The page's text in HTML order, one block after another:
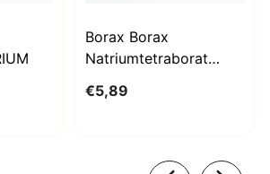
Borax Borax
Natriumtetraborat
BioLaboratorium
€5,89